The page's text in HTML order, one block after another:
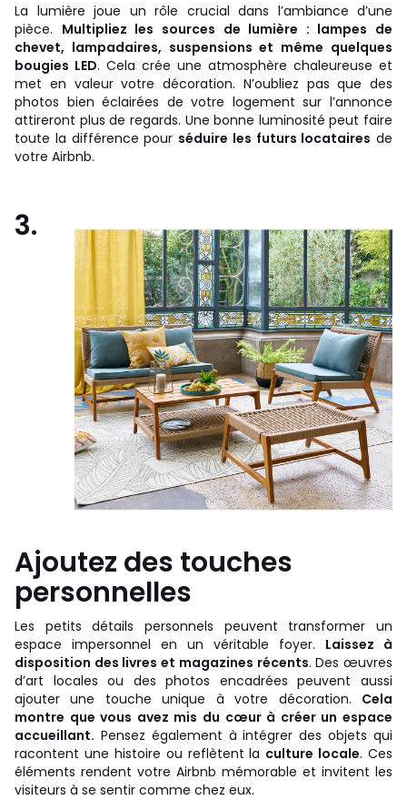
La lumière joue un rôle crucial dans l’ambiance d’une
pièce. Multipliez les sources de lumière : lampes de
chevet, lampadaires, suspensions et même quelques
bougies LED. Cela crée une atmosphère chaleureuse et
met en valeur votre décoration. N’oubliez pas que des
photos bien éclairées de votre logement sur l’annonce
attireront plus de regards. Une bonne luminosité peut faire
toute la différence pour séduire les futurs locataires de
votre Airbnb.
3.
Ajoutez des touches
personnelles
Les petits détails personnels peuvent transformer un
espace impersonnel en un véritable foyer. Laissez à
disposition des livres et magazines récents. Des œuvres
d’art locales ou des photos encadrées peuvent aussi
ajouter une touche unique à votre décoration. Cela
montre que vous avez mis du cœur à créer un espace
accueillant. Pensez également à intégrer des objets qui
racontent une histoire ou reflètent la culture locale. Ces
éléments rendent votre Airbnb mémorable et invitent les
visiteurs à se sentir comme chez eux.